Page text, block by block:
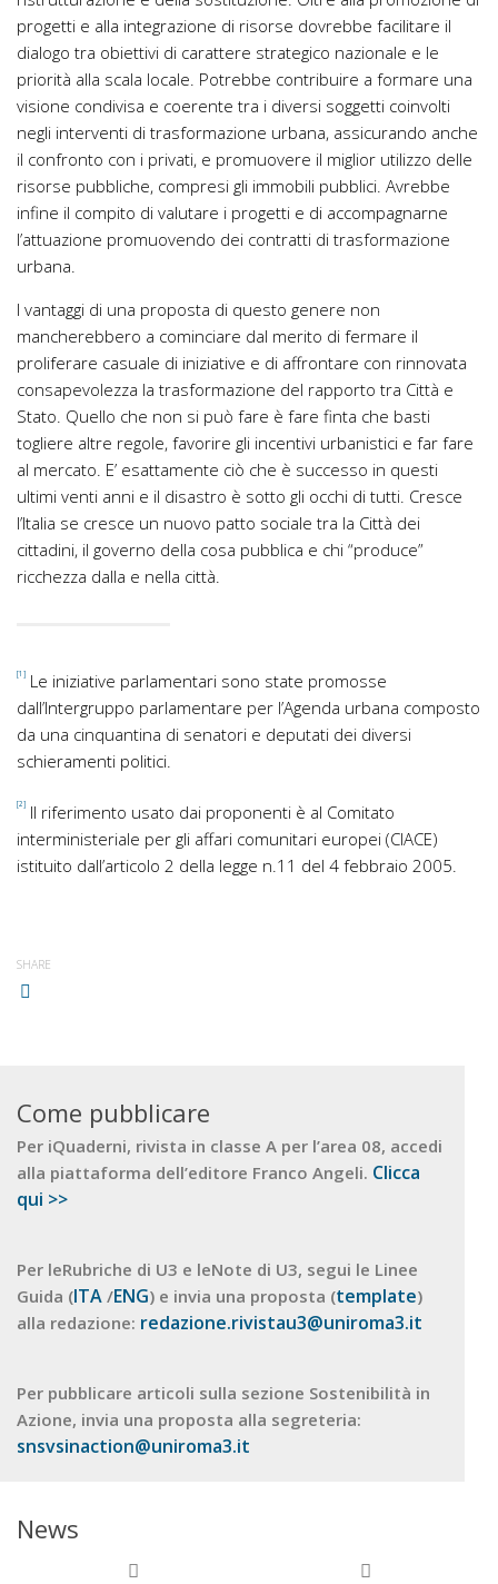
progetti e alla integrazione di risorse dovrebbe facilitare il
dialogo tra obiettivi di carattere strategico nazionale e le
priorità alla scala locale. Potrebbe contribuire a formare una
visione condivisa e coerente tra i diversi soggetti coinvolti
negli interventi di trasformazione urbana, assicurando anche
il confronto con i privati, e promuovere il miglior utilizzo delle
risorse pubbliche, compresi gli immobili pubblici. Avrebbe
infine il compito di valutare i progetti e di accompagnarne
l’attuazione promuovendo dei contratti di trasformazione
urbana.
I vantaggi di una proposta di questo genere non
mancherebbero a cominciare dal merito di fermare il
proliferare casuale di iniziative e di affrontare con rinnovata
consapevolezza la trasformazione del rapporto tra Città e
Stato. Quello che non si può fare è fare finta che basti
togliere altre regole, favorire gli incentivi urbanistici e far fare
al mercato. E’ esattamente ciò che è successo in questi
ultimi venti anni e il disastro è sotto gli occhi di tutti. Cresce
l’Italia se cresce un nuovo patto sociale tra la Città dei
cittadini, il governo della cosa pubblica e chi “produce”
ricchezza dalla e nella città.
[1] Le iniziative parlamentari sono state promosse
dall’Intergruppo parlamentare per l’Agenda urbana composto
da una cinquantina di senatori e deputati dei diversi
schieramenti politici.
[2] Il riferimento usato dai proponenti è al Comitato
interministeriale per gli affari comunitari europei (CIACE)
istituito dall’articolo 2 della legge n.11 del 4 febbraio 2005.
SHARE
Come pubblicare
Per iQuaderni, rivista in classe A per l’area 08, accedi
alla piattaforma dell’editore Franco Angeli. Clicca
qui >>
Per leRubriche di U3 e leNote di U3, segui le Linee
Guida (ITA /ENG) e invia una proposta (template)
alla redazione: redazione.rivistau3@uniroma3.it
Per pubblicare articoli sulla sezione Sostenibilità in
Azione, invia una proposta alla segreteria:
snsvsinaction@uniroma3.it
News